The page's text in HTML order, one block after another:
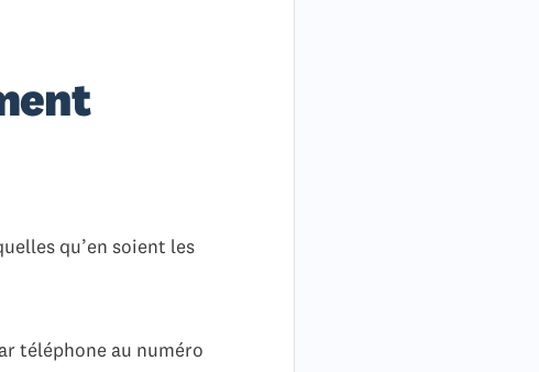
qu’en soient les
téléphone au numéro